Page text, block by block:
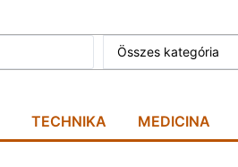
Összes kategória
TECHNIKA MEDICINA